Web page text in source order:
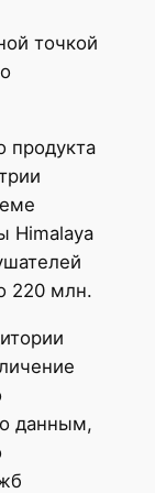
точкой
продукта
Himalaya
220 млн.
данным,